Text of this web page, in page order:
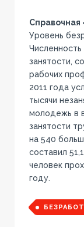
Справочная
Уровень
занятости,
рабочих
2011 года
тысячи
молодежь в
занятости
на 540
составил
человек
году.